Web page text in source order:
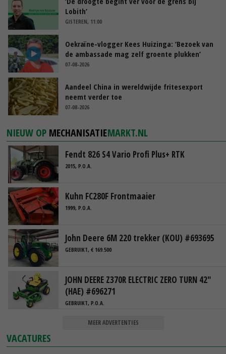
Lobith’
GISTEREN, 11:00
Oekraïne-vlogger Kees Huizinga: ‘Bezoek van
de ambassade mag zelf groente plukken’
07-08-2026
Aandeel China in wereldwijde fritesexport
neemt verder toe
07-08-2026
NIEUW OP MECHANISATIEMARKT.NL
Fendt 826 S4 Vario Profi Plus+ RTK
2015, P.O.A.
Kuhn FC280F Frontmaaier
1999, P.O.A.
John Deere 6M 220 trekker (KOU) #693695
GEBRUIKT, € 169.500
JOHN DEERE Z370R ELECTRIC ZERO TURN 42"
(HAE) #696271
GEBRUIKT, P.O.A.
MEER ADVERTENTIES
VACATURES